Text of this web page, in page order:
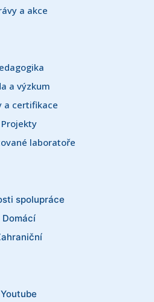
a akce
a výzkum
a certifikace
Projekty
laboratoře
spolupráce
Domácí
Youtube